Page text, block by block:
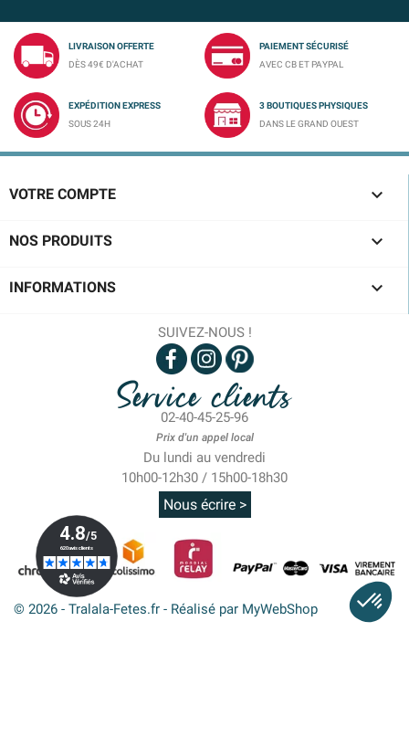
LIVRAISON OFFERTE
DÈS 49€ D'ACHAT
PAIEMENT SÉCURISÉ
AVEC CB ET PAYPAL
EXPÉDITION EXPRESS
SOUS 24H
3 BOUTIQUES PHYSIQUES
DANS LE GRAND OUEST
VOTRE COMPTE 
NOS PRODUITS 
INFORMATIONS 
SUIVEZ-NOUS !
Service clients
02-40-45-25-96
Prix d'un appel local
Du lundi au vendredi
10h00-12h30 / 15h00-18h30
Nous écrire >
© 2026 - Tralala-Fetes.fr - Réalisé par MyWebShop